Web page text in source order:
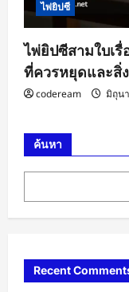
ไพ่ยิปซี
ไพ่ยิปซีสามใบเรื่
ที่ควรหยุดและสิ่
codeream มิถุน
ค้นหา
Recent